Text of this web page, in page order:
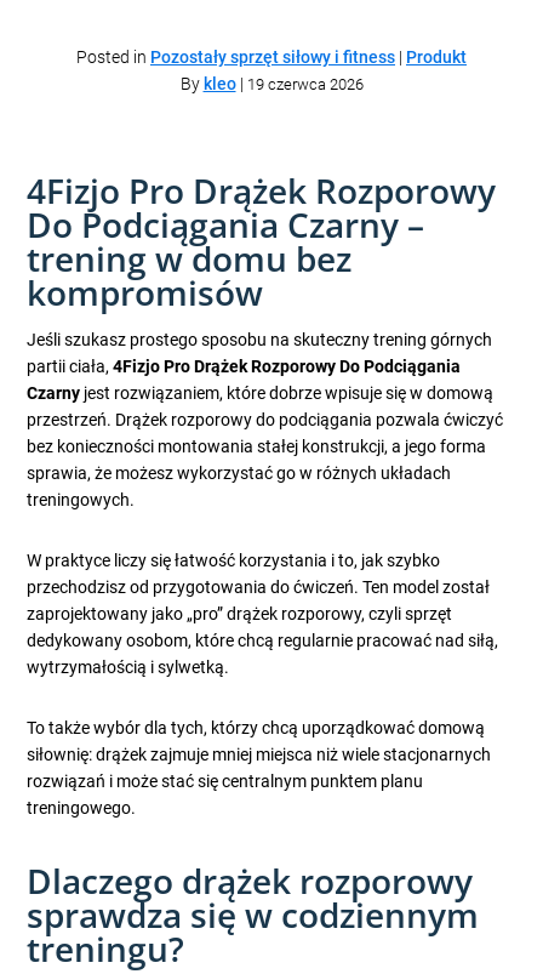
Posted in Pozostały sprzęt siłowy i fitness | Produkt
By kleo| 19 czerwca 2026
4Fizjo Pro Drążek Rozporowy
Do Podciągania Czarny –
trening w domu bez
kompromisów
Jeśli szukasz prostego sposobu na skuteczny trening górnych
partii ciała,4Fizjo Pro Drążek Rozporowy Do Podciągania
Czarny jest rozwiązaniem, które dobrze wpisuje się w domową
przestrzeń. Drążek rozporowy do podciągania pozwala ćwiczyć
bez konieczności montowania stałej konstrukcji, a jego forma
sprawia, że możesz wykorzystać go w różnych układach
treningowych.
W praktyce liczy się łatwość korzystania i to, jak szybko
przechodzisz od przygotowania do ćwiczeń. Ten model został
zaprojektowany jako „pro” drążek rozporowy, czyli sprzęt
dedykowany osobom, które chcą regularnie pracować nad siłą,
wytrzymałością i sylwetką.
To także wybór dla tych, którzy chcą uporządkować domową
siłownię: drążek zajmuje mniej miejsca niż wiele stacjonarnych
rozwiązań i może stać się centralnym punktem planu
treningowego.
Dlaczego drążek rozporowy
sprawdza się w codziennym
treningu?